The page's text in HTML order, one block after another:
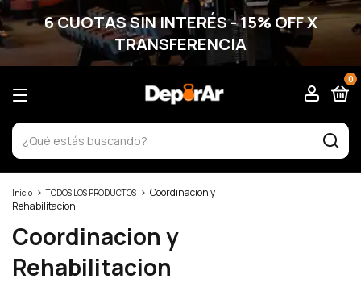
6 CUOTAS SIN INTERÉS - 15% OFF X
TRANSFERENCIA
0
Inicio > TODOS LOS PRODUCTOS > Coordinacion y
Rehabilitacion
Coordinacion y
Rehabilitacion